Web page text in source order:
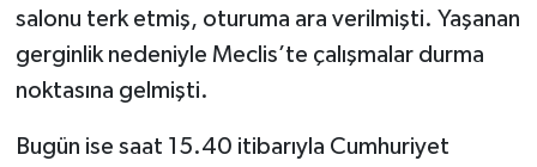
salonu terk etmiş, oturuma ara verilmişti. Yaşanan
gerginlik nedeniyle Meclis’te çalışmalar durma
noktasına gelmişti.
Bugün ise saat 15.40 itibarıyla Cumhuriyet